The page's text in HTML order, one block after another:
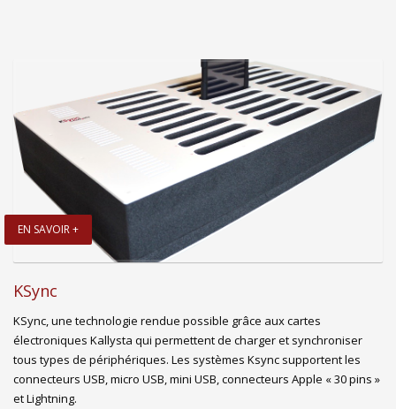
EN SAVOIR +
KSync
KSync, une technologie rendue possible grâce aux cartes
électroniques Kallysta qui permettent de charger et synchroniser
tous types de périphériques. Les systèmes Ksync supportent les
connecteurs USB, micro USB, mini USB, connecteurs Apple « 30 pins »
et Lightning.